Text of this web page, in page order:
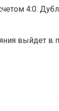
4:0.
выйдет в